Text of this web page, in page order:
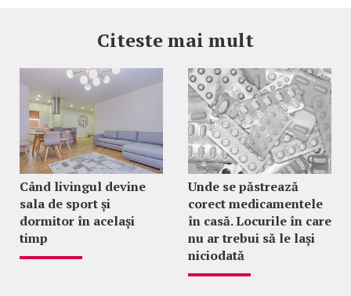
Citeste mai mult
Când livingul devine
sala de sport și
dormitor în același
timp
Unde se păstrează
corect medicamentele
în casă. Locurile în care
nu ar trebui să le lași
niciodată